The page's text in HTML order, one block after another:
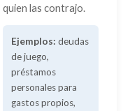
quien las contrajo.
Ejemplos: deudas
de juego,
préstamos
personales para
gastos propios,